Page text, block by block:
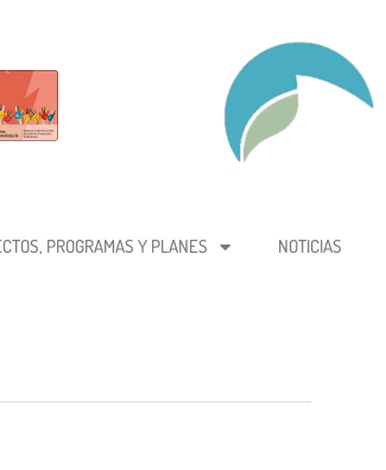
PROGRAMAS Y PLANES NOTICIAS